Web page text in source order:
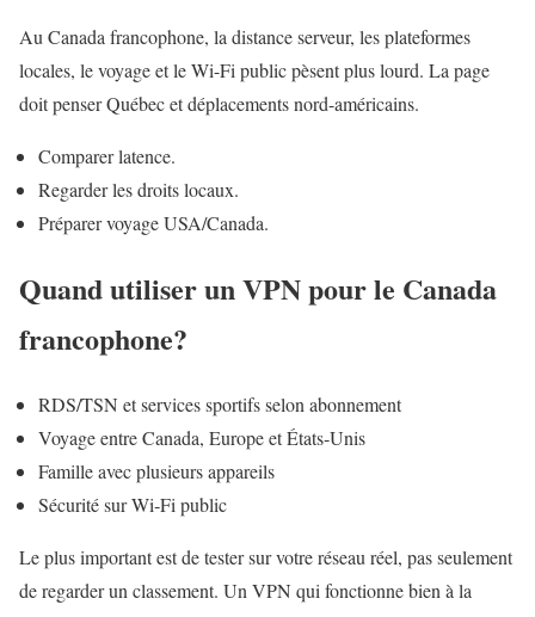
Au Canada francophone, la distance serveur, les plateformes
locales, le voyage et le Wi-Fi public pèsent plus lourd. La page
doit penser Québec et déplacements nord-américains.
Comparer latence.
Regarder les droits locaux.
Préparer voyage USA/Canada.
Quand utiliser un VPN pour le Canada
francophone?
RDS/TSN et services sportifs selon abonnement
Voyage entre Canada, Europe et États‑Unis
Famille avec plusieurs appareils
Sécurité sur Wi‑Fi public
Le plus important est de tester sur votre réseau réel, pas seulement
de regarder un classement. Un VPN qui fonctionne bien à la